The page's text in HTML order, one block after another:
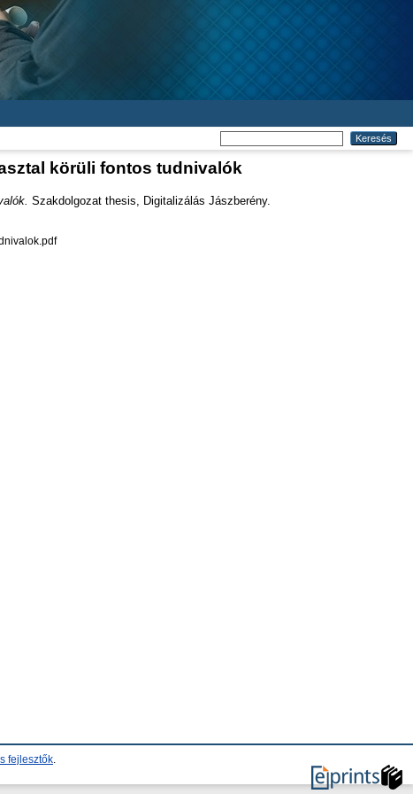
körüli fontos tudnivalók
Szakdolgozat thesis, Digitalizálás Jászberény.
fejlesztők